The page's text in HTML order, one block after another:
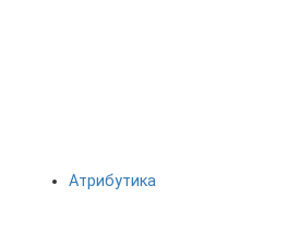
Атрибутика